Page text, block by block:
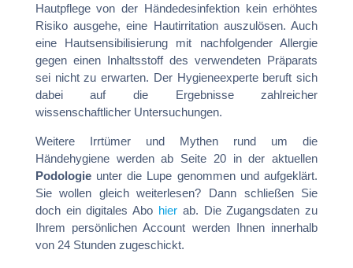
Hautpflege von der Händedesinfektion kein erhöhtes
Risiko ausgehe, eine Hautirritation auszulösen. Auch
eine Hautsensibilisierung mit nachfolgender Allergie
gegen einen Inhaltsstoff des verwendeten Präparats
sei nicht zu erwarten. Der Hygieneexperte beruft sich
dabei auf die Ergebnisse zahlreicher
wissenschaftlicher Untersuchungen.
Weitere Irrtümer und Mythen rund um die
Händehygiene werden ab Seite 20 in der aktuellen
Podologie unter die Lupe genommen und aufgeklärt.
Sie wollen gleich weiterlesen? Dann schließen Sie
doch ein digitales Abo hier ab. Die Zugangsdaten zu
Ihrem persönlichen Account werden Ihnen innerhalb
von 24 Stunden zugeschickt.